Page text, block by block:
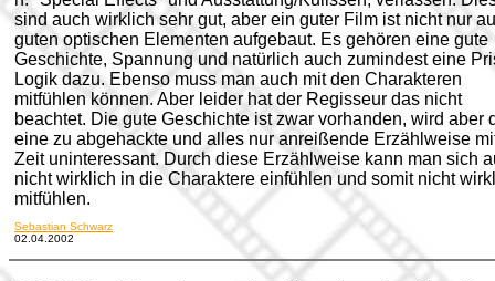
sind auch wirklich sehr gut, aber ein guter Film ist nicht nur
guten optischen Elementen aufgebaut. Es gehören eine gute
Geschichte, Spannung und natürlich auch zumindest eine
Logik dazu. Ebenso muss man auch mit den Charakteren
mitfühlen können. Aber leider hat der Regisseur das nicht
beachtet. Die gute Geschichte ist zwar vorhanden, wird aber
eine zu abgehackte und alles nur anreißende Erzählweise
Zeit uninteressant. Durch diese Erzählweise kann man sich
nicht wirklich in die Charaktere einfühlen und somit nicht
mitfühlen.
Sebastian Schwarz
02.04.2002